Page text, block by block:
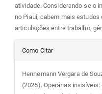
atividade. Considerando-se o
no Piauí, cabem mais
articulações entre trabalho,
Detalhes
do
Como Citar
Hennemann Vergara de
(2025). Operárias